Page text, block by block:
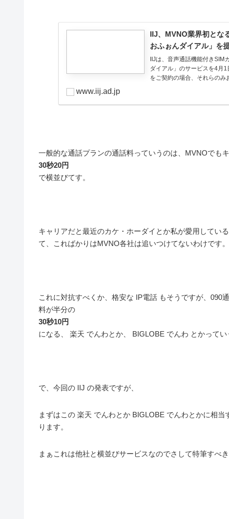
IIJ、MVNO業界初とな
おふぉんダイアル」を
IIJは、音声通話機能付きSIM
ダイアル」のサービスを4月
をご契約の場合、それらのみ
www.iij.ad.jp
一般的な通話プランの通話料っていうのは、MVNOでも
30秒20円
で横並びてす。
キャリアだと最近のカケ・ホーダイとか私が愛用してい
て、こればかりはMVNO各社は追いつけてないわけです。
これに対抗すべくか、格安な IP電話 もそうですが、090
料が半分の
30秒10円
になる、 楽天 でんわとか、 BIGLOBE でんわ とかって
で、今回の IIJ の発表ですが、
まずはこの 楽天 でんわとか BIGLOBE でんわとかに相
ります。
まぁこれは他社と横並びサービスなのでさして特筆すべ